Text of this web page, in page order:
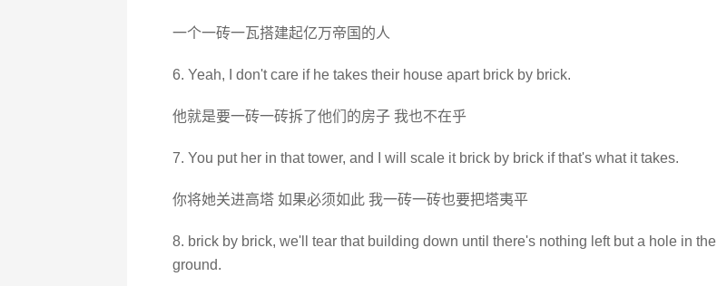
一个一砖一瓦搭建起亿万帝国的人
6. Yeah, I don't care if he takes their house apart brick by brick.
他就是要一砖一砖拆了他们的房子 我也不在乎
7. You put her in that tower, and I will scale it brick by brick if that's what it takes.
你将她关进高塔 如果必须如此 我一砖一砖也要把塔夷平
8. brick by brick, we'll tear that building down until there's nothing left but a hole in the
ground.